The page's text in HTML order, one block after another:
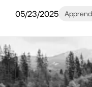
05/23/2025